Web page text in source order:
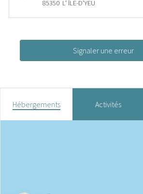
85350 L' ÎLE-D'YEU
Signaler une erreur
Hébergements Activités